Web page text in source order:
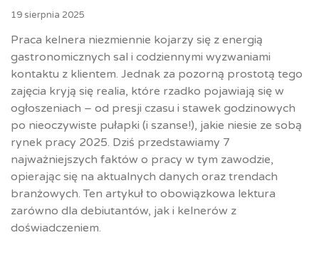
19 sierpnia 2025
Praca kelnera niezmiennie kojarzy się z energią
gastronomicznych sal i codziennymi wyzwaniami
kontaktu z klientem. Jednak za pozorną prostotą tego
zajęcia kryją się realia, które rzadko pojawiają się w
ogłoszeniach – od presji czasu i stawek godzinowych
po nieoczywiste pułapki (i szanse!), jakie niesie ze sobą
rynek pracy 2025. Dziś przedstawiamy 7
najważniejszych faktów o pracy w tym zawodzie,
opierając się na aktualnych danych oraz trendach
branżowych. Ten artykuł to obowiązkowa lektura
zarówno dla debiutantów, jak i kelnerów z
doświadczeniem.